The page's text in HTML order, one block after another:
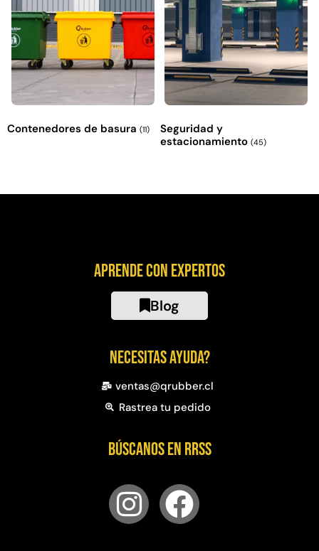
Contenedores de basura (11)
Seguridad y
estacionamiento (45)
Aprende con expertos
Blog
Necesitas ayuda?
ventas@qrubber.cl
Rastrea tu pedido
Búscanos en RRSS